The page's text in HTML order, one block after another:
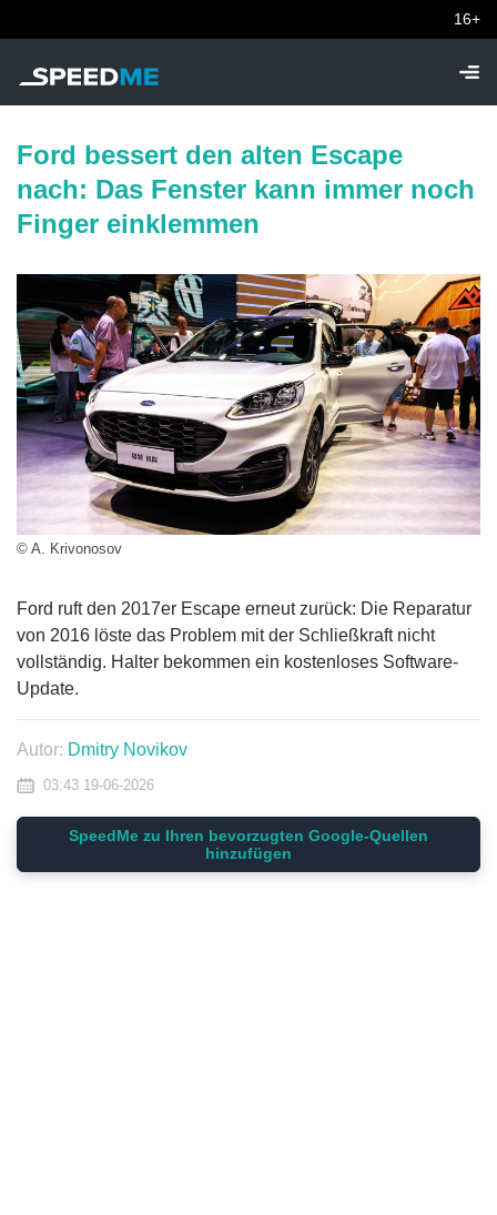
16+
Ford bessert den alten Escape
nach: Das Fenster kann immer noch
Finger einklemmen
© A. Krivonosov
Ford ruft den 2017er Escape erneut zurück: Die Reparatur
von 2016 löste das Problem mit der Schließkraft nicht
vollständig. Halter bekommen ein kostenloses Software-
Update.
Autor: Dmitry Novikov
03:43 19-06-2026
SpeedMe zu Ihren bevorzugten Google-Quellen
hinzufügen